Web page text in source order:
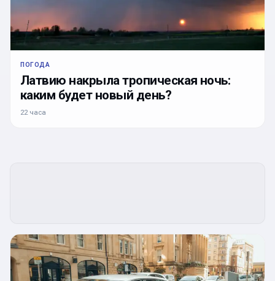
ПОГОДА
Латвию накрыла тропическая ночь:
каким будет новый день?
22 часа